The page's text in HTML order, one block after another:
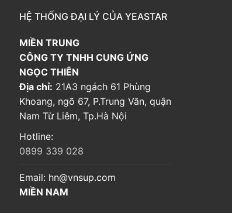
HỆ THỐNG ĐẠI LÝ CỦA YEASTAR
MIỀN TRUNG
CÔNG TY TNHH CUNG ỨNG
NGỌC THIÊN
Địa chỉ: 21A3 ngách 61 Phùng
Khoang, ngõ 67, P.Trung Văn, quận
Nam Từ Liêm, Tp.Hà Nội
Hotline:
0899 339 028
Email: hn@vnsup.com
MIỀN NAM